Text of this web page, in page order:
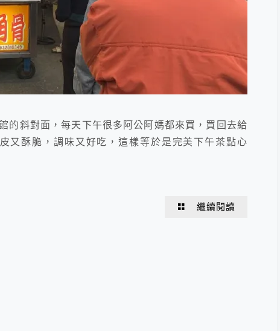
的斜對面，每天下午很多阿公阿媽都來買，買回去給
又酥脆，調味又好吃，這樣等於是完美下午茶點心
繼續閱讀